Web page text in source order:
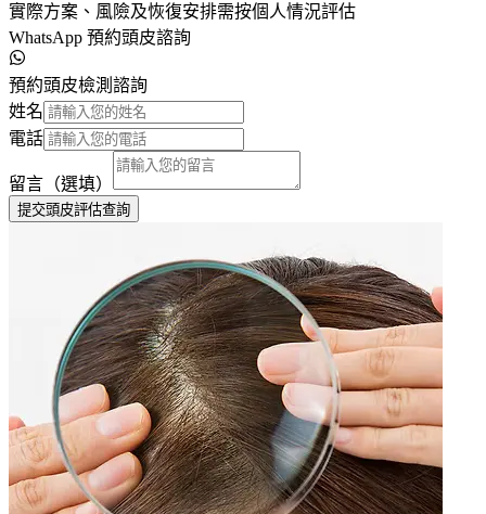
實際方案、風險及恢復安排需按個人情況評估
WhatsApp 預約頭皮諮詢
預約頭皮檢測諮詢
姓名
電話
留言（選填）
提交頭皮評估查詢